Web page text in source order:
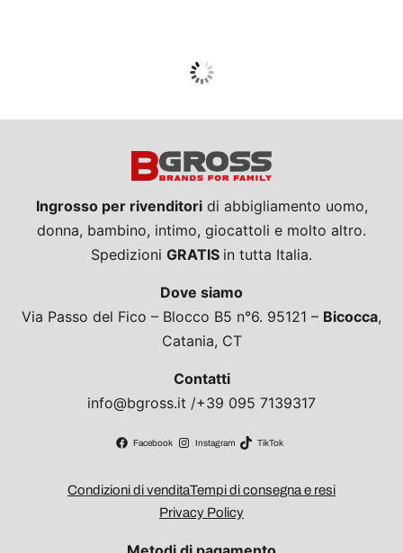
Guarda tutto
Ingrosso per rivenditoridi abbigliamento uomo,
donna, bambino, intimo, giocattoli e molto altro.
Spedizioni GRATIS in tutta Italia.
Dove siamo
Via Passo del Fico – Blocco B5 n°6. 95121 – Bicocca,
Catania, CT
Contatti
info@bgross.it /+39 095 7139317
Facebook Instagram TikTok
Condizioni di venditaTempi di consegna e resi
Privacy Policy